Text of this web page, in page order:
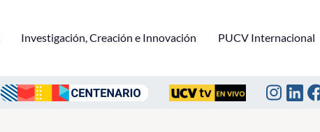
Investigación, Creación e Innovación PUCV Internacional